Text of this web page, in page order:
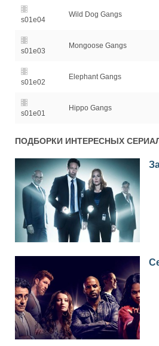
s01e04
Wild Dog Gangs
s01e03
Mongoose Gangs
s01e02
Elephant Gangs
s01e01
Hippo Gangs
ПОДБОРКИ ИНТЕРЕСНЫХ